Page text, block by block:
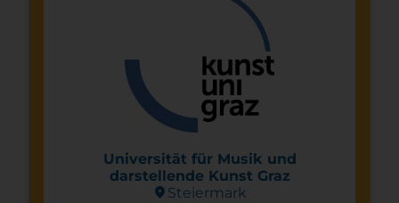
Universität für Musik und
darstellende Kunst Graz
location_on Steier­mark